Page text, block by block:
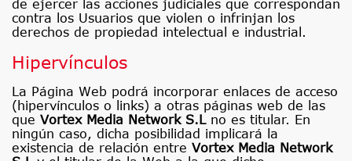
de ejercer las acciones judiciales que correspondan
contra los Usuarios que violen o infrinjan los
derechos de propiedad intelectual e industrial.
Hipervínculos
La Página Web podrá incorporar enlaces de acceso
(hipervínculos o links) a otras páginas web de las
que Vortex Media Network S.Lno es titular. En
ningún caso, dicha posibilidad implicará la
existencia de relación entre Vortex Media Network